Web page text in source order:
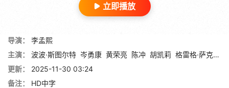
立即播放
导演：
李孟熙
主演：
波波·斯图尔特 岑勇康 黄荣亮 陈冲 胡凯莉 格雷格·萨克因
更新：
2025-11-30 03:24
备注：
HD中字